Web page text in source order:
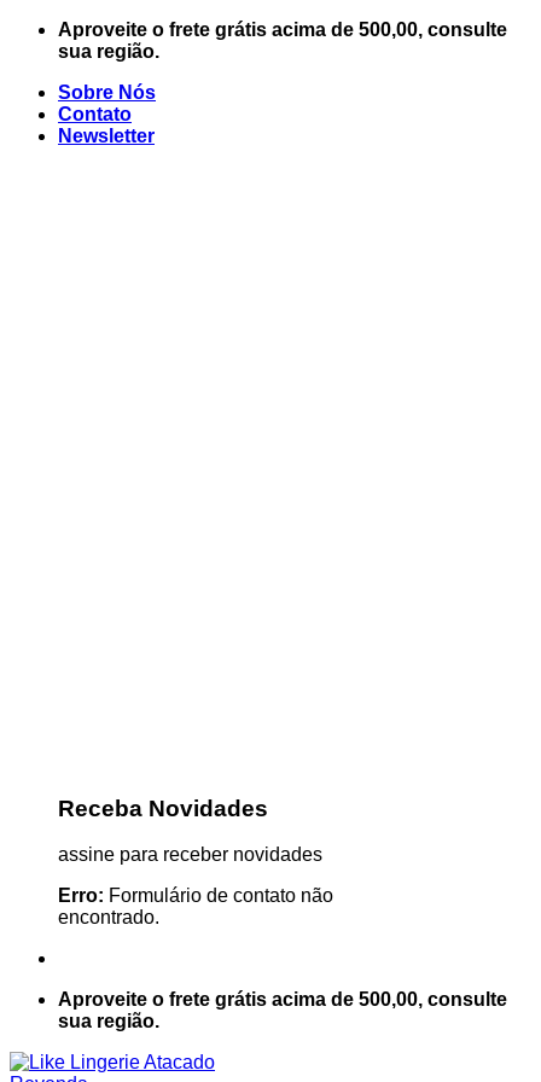
Skip
Aproveite o frete grátis acima de 500,00, consulte
sua região.
Sobre Nós
Contato
Newsletter
Receba Novidades
assine para receber novidades
Erro: Formulário de contato não
encontrado.
Aproveite o frete grátis acima de 500,00, consulte
sua região.